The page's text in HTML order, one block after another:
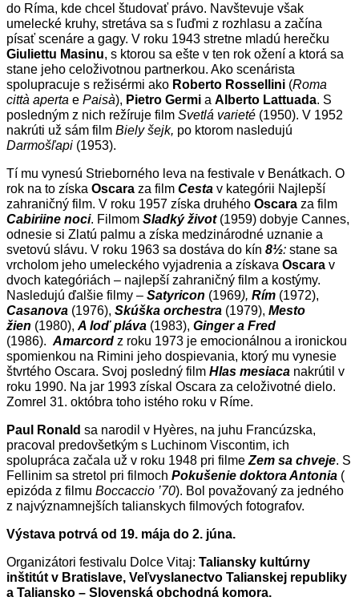
do Ríma, kde chcel študovať právo. Navštevuje však
umelecké kruhy, stretáva sa s ľuďmi z rozhlasu a začína
písať scenáre a gagy. V roku 1943 stretne mladú herečku
Giuliettu Masinu, s ktorou sa ešte v ten rok ožení a ktorá sa
stane jeho celoživotnou partnerkou. Ako scenárista
spolupracuje s režisérmi ako Roberto Rossellini (Roma
città aperta e Paisà), Pietro Germi a Alberto Lattuada. S
posledným z nich režíruje film Svetlá varieté (1950). V 1952
nakrúti už sám film Biely šejk, po ktorom nasledujú
Darmošľapi (1953).
Tí mu vynesú Strieborného leva na festivale v Benátkach. O
rok na to získa Oscara za film Cesta v kategórii Najlepší
zahraničný film. V roku 1957 získa druhého Oscara za film
Cabiriine noci. Filmom Sladký život (1959) dobyje Cannes,
odnesie si Zlatú palmu a získa medzinárodné uznanie a
svetovú slávu. V roku 1963 sa dostáva do kín 8½: stane sa
vrcholom jeho umeleckého vyjadrenia a získava Oscara v
dvoch kategóriách – najlepší zahraničný film a kostýmy.
Nasledujú ďalšie filmy – Satyricon (1969), Rím (1972),
Casanova (1976), Skúška orchestra (1979), Mesto
žien (1980), A loď pláva (1983), Ginger a Fred
(1986). Amarcord z roku 1973 je emocionálnou a ironickou
spomienkou na Rimini jeho dospievania, ktorý mu vynesie
štvrtého Oscara. Svoj posledný film Hlas mesiaca nakrútil v
roku 1990. Na jar 1993 získal Oscara za celoživotné dielo.
Zomrel 31. októbra toho istého roku v Ríme.
Paul Ronald sa narodil v Hyères, na juhu Francúzska,
pracoval predovšetkým s Luchinom Viscontim, ich
spolupráca začala už v roku 1948 pri filme Zem sa chveje. S
Fellinim sa stretol pri filmoch Pokušenie doktora Antonia (
epizóda z filmu Boccaccio ’70). Bol považovaný za jedného
z najvýznamnejších talianskych filmových fotografov.
Výstava potrvá od 19. mája do 2. júna.
Organizátori festivalu Dolce Vitaj: Taliansky kultúrny
inštitút v Bratislave, Veľvyslanectvo Talianskej republiky
a Taliansko – Slovenská obchodná komora.